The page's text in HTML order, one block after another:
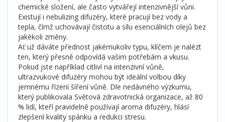
chemické složení, ale často vytvářejí intenzivnější vůni.
Existují i nebulizing difuzéry, které pracují bez vody a
tepla, čímž uchovávají čistotu a sílu esenciálních olejů bez
jakékoli změny.
Ať už dáváte přednost jakémukoliv typu, klíčem je nalézt
ten, který přesně odpovídá vašim potřebám a vkusu.
Pokud jste například citliví na intenzivní vůně,
ultrazvukové difuzéry mohou být ideální volbou díky
jemnému řízení šíření vůně. Dle nedávného výzkumu,
který publikovala Světová zdravotnická organizace, až 80
% lidí, kteří pravidelně používají aroma difuzéry, hlásí
zlepšení kvality spánku a redukci stresu.